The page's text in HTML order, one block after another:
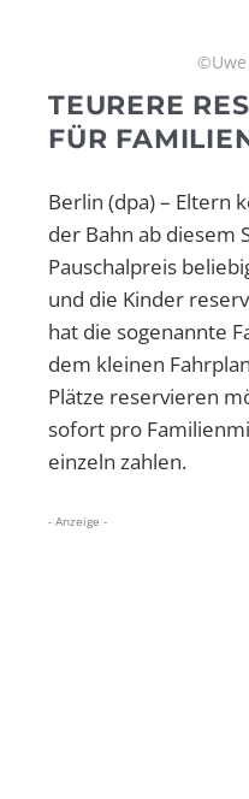
TEURERE
FÜR
Berlin (dpa) – Eltern
der Bahn ab diesem
Pauschalpreis
und die Kinder
hat die sogenannte
dem kleinen
Plätze reservieren
sofort pro
einzeln zahlen.
- Anzeige -